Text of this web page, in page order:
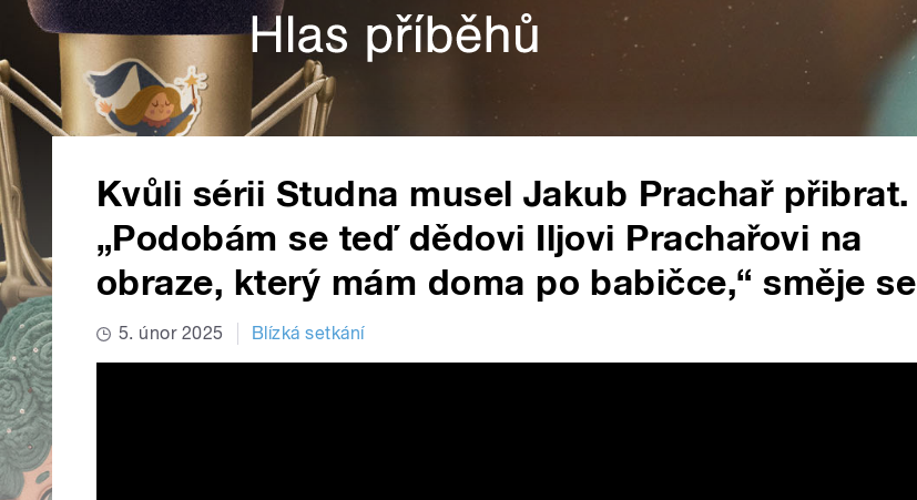
Kvůli sérii Studna musel Jakub Prachař přibrat.
„Podobám se teď dědovi Iljovi Prachařovi na
obraze, který mám doma po babičce,“ směje se
5. únor 2025 Blízká setkání